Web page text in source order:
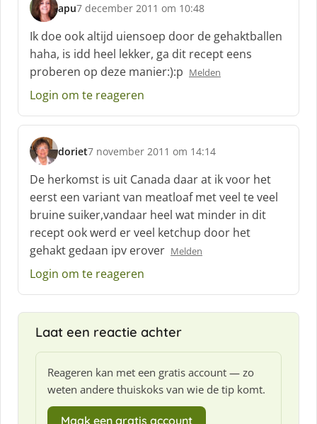
apu
s
c
h
r
e
e
:
7 december 2011 om 10:48
Ik doe ook altijd uiensoep door de gehaktballen
haha, is idd heel lekker, ga dit recept eens
proberen op deze manier:):p Melden
Login om te reageren
doriet
s
c
h
r
e
e
f
7 november 2011 om 14:14
De herkomst is uit Canada daar at ik voor het
eerst een variant van meatloaf met veel te veel
bruine suiker,vandaar heel wat minder in dit
recept ook werd er veel ketchup door het
gehakt gedaan ipv erover Melden
Login om te reageren
Laat een reactie achter
Reageren kan met een gratis account — zo
weten andere thuiskoks van wie de tip komt.
Maak een gratis account